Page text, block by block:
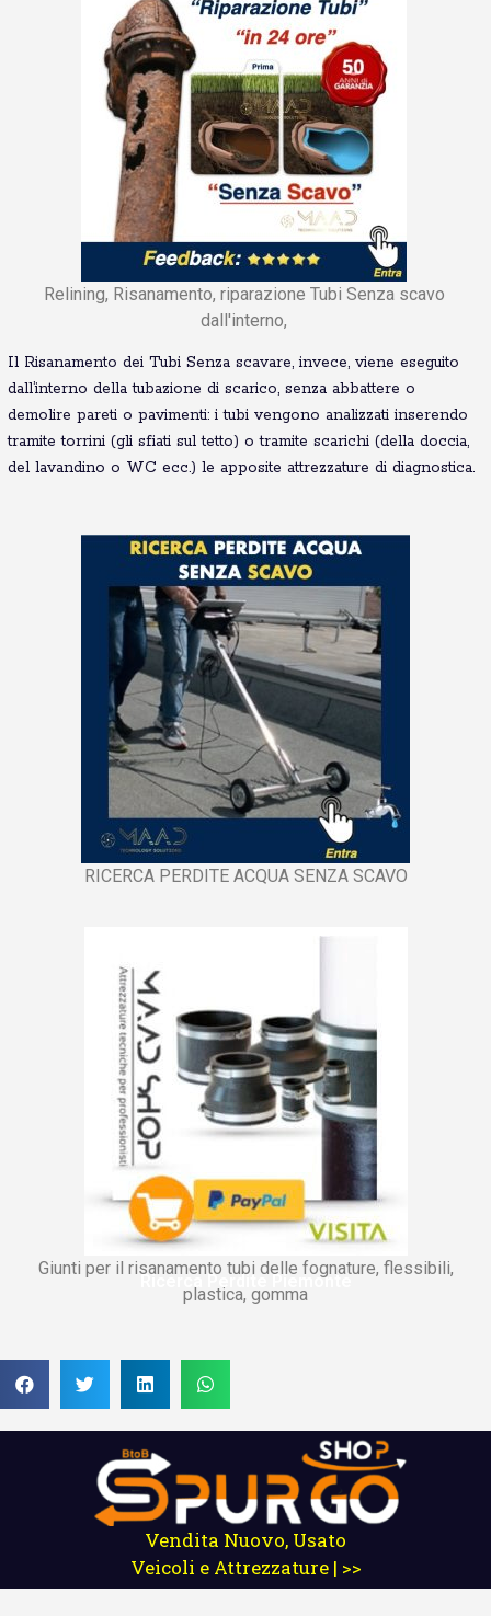
Relining, Risanamento, riparazione Tubi Senza scavo
dall'interno,
Il Risanamento dei Tubi Senza scavare, invece, viene eseguito
dall’interno della tubazione di scarico, senza abbattere o
demolire pareti o pavimenti: i tubi vengono analizzati inserendo
tramite torrini (gli sfiati sul tetto) o tramite scarichi (della doccia,
del lavandino o WC ecc.) le apposite attrezzature di diagnostica.
RICERCA PERDITE ACQUA SENZA SCAVO
Giunti per il risanamento tubi delle fognature, flessibili,
plastica, gomma
Ricerca Perdite Piemonte
Vendita Nuovo, Usato
Veicoli e Attrezzature | >>